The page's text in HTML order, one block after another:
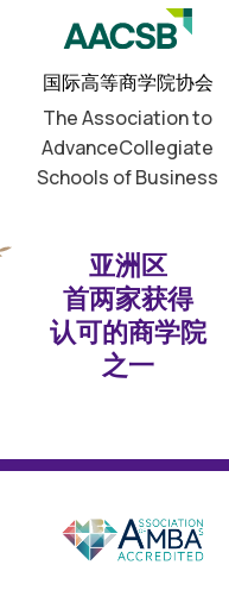
国际高等商学院协会
The Association to
AdvanceCollegiate
Schools of Business
亚洲区
首两家获得
认可的商学院
之一